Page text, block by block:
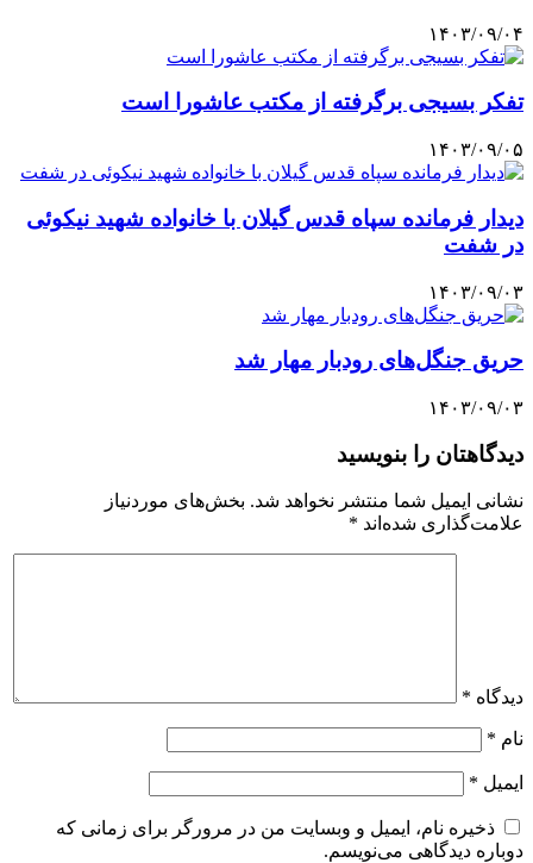
۱۴۰۳/۰۹/۰۴
تفکر بسیجی برگرفته از مکتب عاشورا است
۱۴۰۳/۰۹/۰۵
دیدار فرمانده سپاه قدس گیلان با خانواده شهید نیکوئی
در شفت
۱۴۰۳/۰۹/۰۳
حریق جنگل‌های رودبار مهار شد
۱۴۰۳/۰۹/۰۳
دیدگاهتان را بنویسید
نشانی ایمیل شما منتشر نخواهد شد. بخش‌های موردنیاز
علامت‌گذاری شده‌اند *
دیدگاه *
نام *
ایمیل *
ذخیره نام، ایمیل و وبسایت من در مرورگر برای زمانی که
دوباره دیدگاهی می‌نویسم.